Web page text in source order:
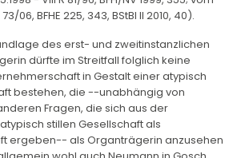
06, BFHE 225, 343, BStBl II 2010, 40).
des erst- und zweitinstanzlichen
dürfte im Streitfall folglich keine
in Gestalt einer atypisch
bestehen, die --unabhängig von
Fragen, die sich aus der
stillen Gesellschaft als
ergeben-- als Organträgerin anzusehen